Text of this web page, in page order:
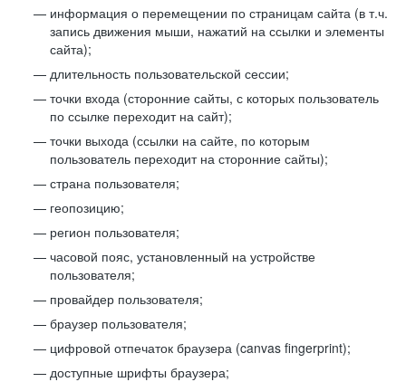
информация о перемещении по страницам сайта (в т.ч.
запись движения мыши, нажатий на ссылки и элементы
сайта);
длительность пользовательской сессии;
точки входа (сторонние сайты, с которых пользователь
по ссылке переходит на сайт);
точки выхода (ссылки на сайте, по которым
пользователь переходит на сторонние сайты);
страна пользователя;
геопозицию;
регион пользователя;
часовой пояс, установленный на устройстве
пользователя;
провайдер пользователя;
браузер пользователя;
цифровой отпечаток браузера (canvas fingerprint);
доступные шрифты браузера;